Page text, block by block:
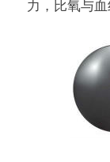
力，比氧与